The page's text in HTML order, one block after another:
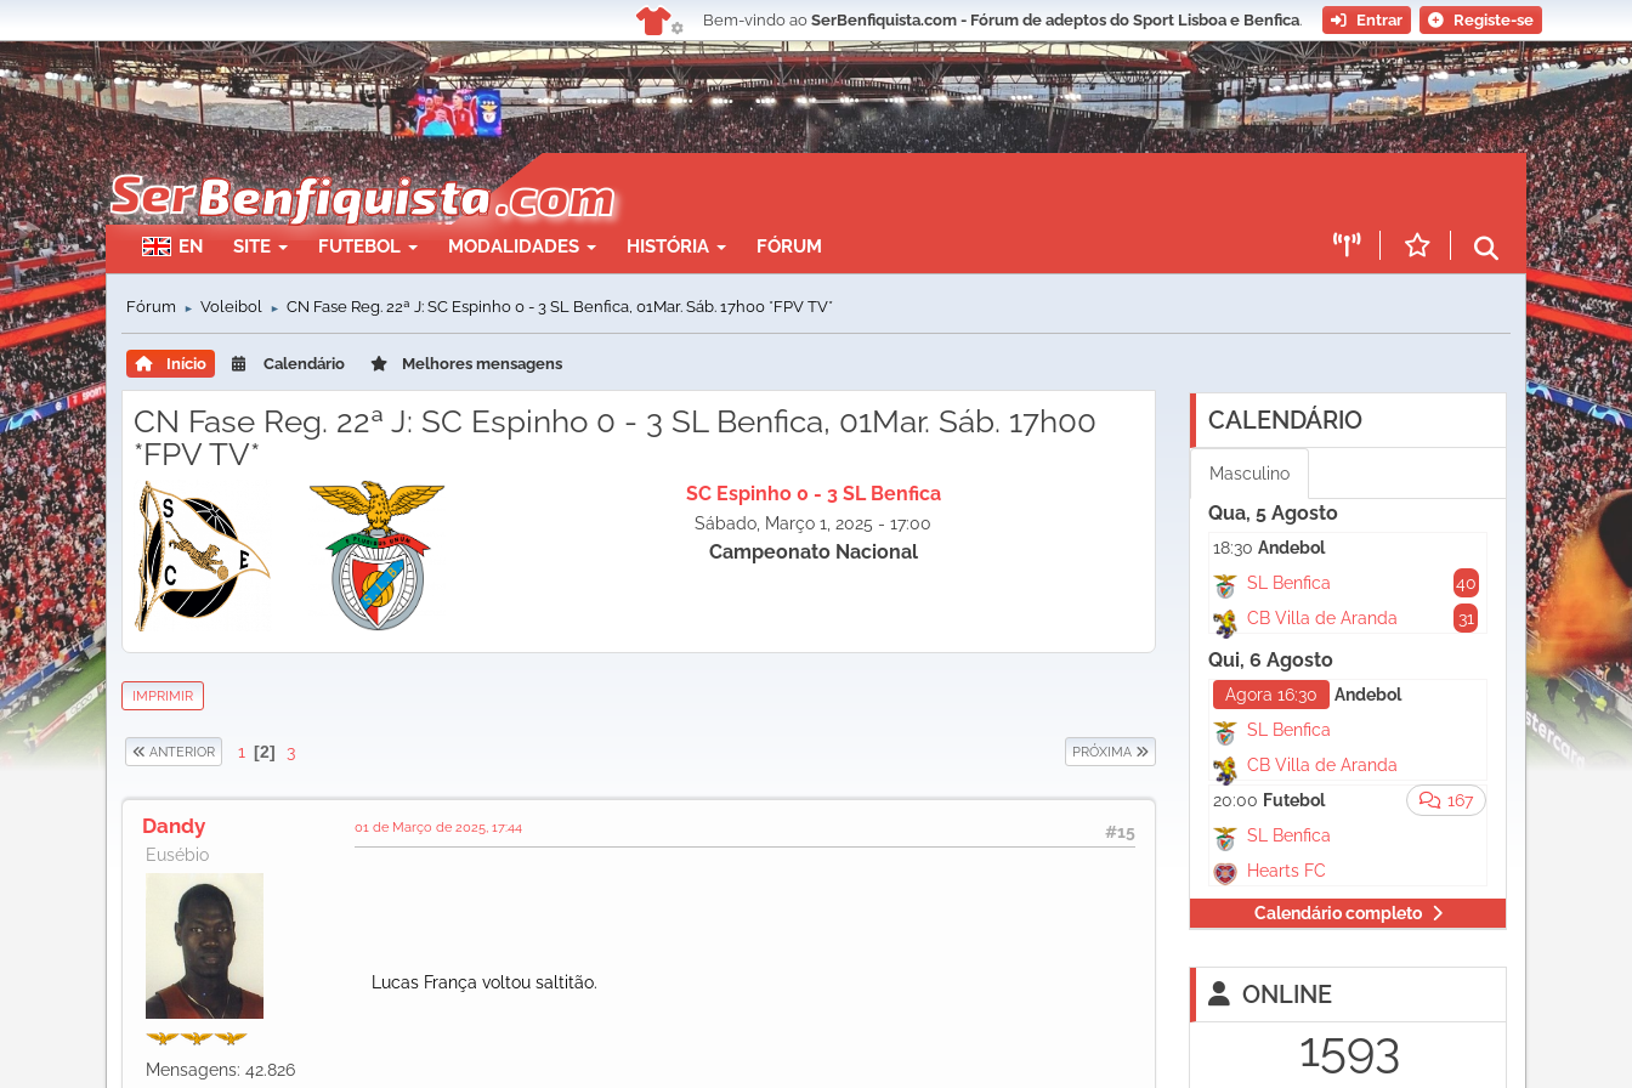
Bem-vindo ao SerBenfiquista.com - Fórum de adeptos do Sport Lisboa e Benfica. Entrar Registe-se
EN SITE FUTEBOL MODALIDADES HISTÓRIA FÓRUM
Fórum ► Voleibol ► CN Fase Reg. 22ª J: SC Espinho 0 - 3 SL Benfica, 01Mar. Sáb. 17h00 *FPV TV*
Início Calendário Melhores mensagens
CN Fase Reg. 22ª J: SC Espinho 0 - 3 SL Benfica, 01Mar. Sáb. 17h00
*FPV TV*
SC Espinho 0 - 3 SL Benfica
Sábado, Março 1, 2025 - 17:00
Campeonato Nacional
IMPRIMIR
ANTERIOR 1 2 3 PRÓXIMA
Dandy
Eusébio
Mensagens: 42.826
#15
01 de Março de 2025, 17:44
Lucas França voltou saltitão.
CALENDÁRIO
Masculino
Qua, 5 Agosto
18:30 Andebol
SL Benfica
40
CB Villa de Aranda
31
Qui, 6 Agosto
Agora 16:30
Andebol
SL Benfica
CB Villa de Aranda
167
20:00 Futebol
SL Benfica
Hearts FC
Calendário completo
ONLINE
1593